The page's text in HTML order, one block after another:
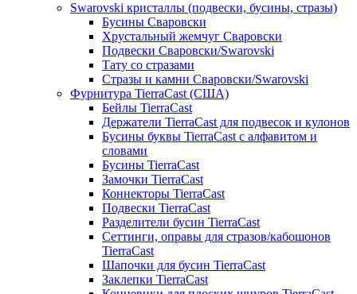
Swarovski кристаллы (подвески, бусины, стразы)
Бусины Сваровски
Хрустальный жемчуг Сваровски
Подвески Сваровски/Swarovski
Тату со стразами
Стразы и камни Сваровски/Swarovski
Фурнитура TierraCast (США)
Бейлы TierraCast
Держатели TierraCast для подвесок и кулонов
Бусины буквы TierraCast с алфавитом и
словами
Бусины TierraCast
Замочки TierraCast
Коннекторы TierraCast
Подвески TierraCast
Разделители бусин TierraCast
Сеттинги, оправы для стразов/кабошонов
TierraCast
Шапочки для бусин TierraCast
Заклепки TierraCast